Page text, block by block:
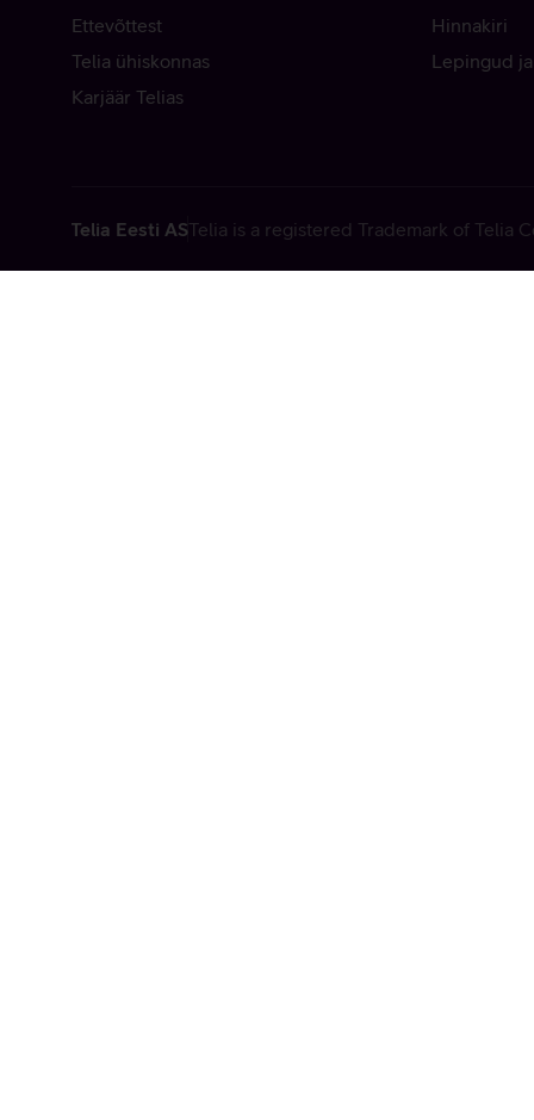
Ettevõttest
Telia ühiskonnas
Karjäär Telias
Hinnakiri
Lepingud
Telia Eesti ASTelia is a registered Trademark of Telia